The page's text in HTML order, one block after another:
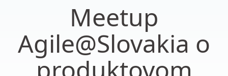
Meetup
Agile@Slovakia o